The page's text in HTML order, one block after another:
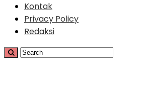
Kontak
Privacy Policy
Redaksi